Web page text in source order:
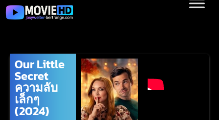
Our Little
Secret
ความลับ
เล็กๆ
(2024)